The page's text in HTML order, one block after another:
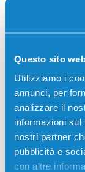
Questo sito
Utilizziamo i
annunci, per
analizzare il
informazioni
nostri partner
pubblicità e
con altre
MP C2000,